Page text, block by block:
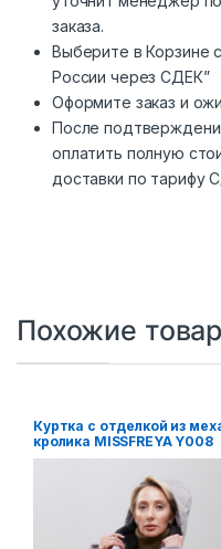
заказа.
Выберите в Корзине
России через СДЕК”
Оформите заказ и
После
оплатить полную
доставки по тарифу
Похожие
Куртка с отделкой из
кролика MISSFREYA Y008